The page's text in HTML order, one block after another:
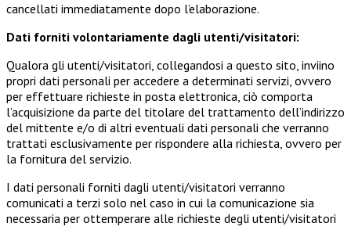
cancellati immediatamente dopo l’elaborazione.
Dati forniti volontariamente dagli utenti/visitatori:
Qualora gli utenti/visitatori, collegandosi a questo sito, inviino
propri dati personali per accedere a determinati servizi, ovvero
per effettuare richieste in posta elettronica, ciò comporta
l’acquisizione da parte del titolare del trattamento dell’indirizzo
del mittente e/o di altri eventuali dati personali che verranno
trattati esclusivamente per rispondere alla richiesta, ovvero per
la fornitura del servizio.
I dati personali forniti dagli utenti/visitatori verranno
comunicati a terzi solo nel caso in cui la comunicazione sia
necessaria per ottemperare alle richieste degli utenti/visitatori